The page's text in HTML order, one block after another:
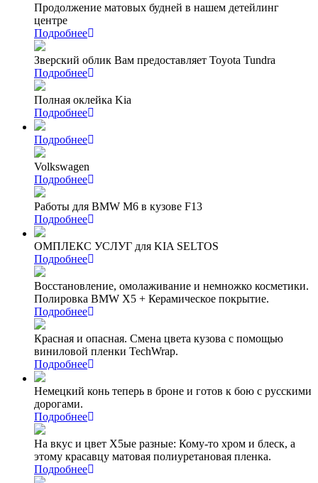
Продолжение матовых будней в нашем детейлинг
центре
Подробнее
Зверский облик Вам предоставляет Toyota Tundra
Подробнее
Полная оклейка Kia
Подробнее
Подробнее
Volkswagen
Подробнее
Работы для BMW M6 в кузове F13
Подробнее
ОМПЛЕКС УСЛУГ для KIA SELTOS
Подробнее
Восстановление, омолаживание и немножко косметики.
Полировка BMW X5 + Керамическое покрытие.
Подробнее
Красная и опасная. Смена цвета кузова с помощью
виниловой пленки TechWrap.
Подробнее
Немецкий конь теперь в броне и готов к бою с русскими
дорогами.
Подробнее
На вкус и цвет Х5ые разные: Кому-то хром и блеск, а
этому красавцу матовая полиуретановая пленка.
Подробнее